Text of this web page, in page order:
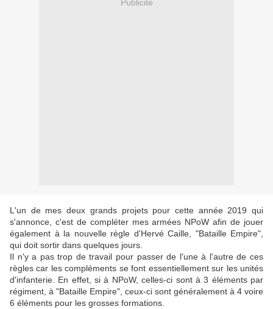
Publicité
L'un de mes deux grands projets pour cette année 2019 qui
s'annonce, c'est de compléter mes armées NPoW afin de jouer
également à la nouvelle règle d'Hervé Caille, "Bataille Empire",
qui doit sortir dans quelques jours.
Il n'y a pas trop de travail pour passer de l'une à l'autre de ces
règles car les compléments se font essentiellement sur les unités
d'infanterie. En effet, si à NPoW, celles-ci sont à 3 éléments par
régiment, à "Bataille Empire", ceux-ci sont généralement à 4 voire
6 éléments pour les grosses formations.